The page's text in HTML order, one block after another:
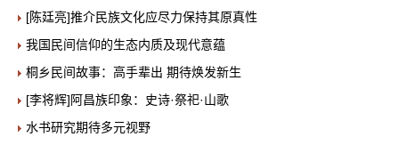
[陈廷亮]推介民族文化应尽力保持其原真性
我国民间信仰的生态内质及现代意蕴
桐乡民间故事：高手辈出 期待焕发新生
[李将辉]阿昌族印象：史诗·祭祀·山歌
水书研究期待多元视野